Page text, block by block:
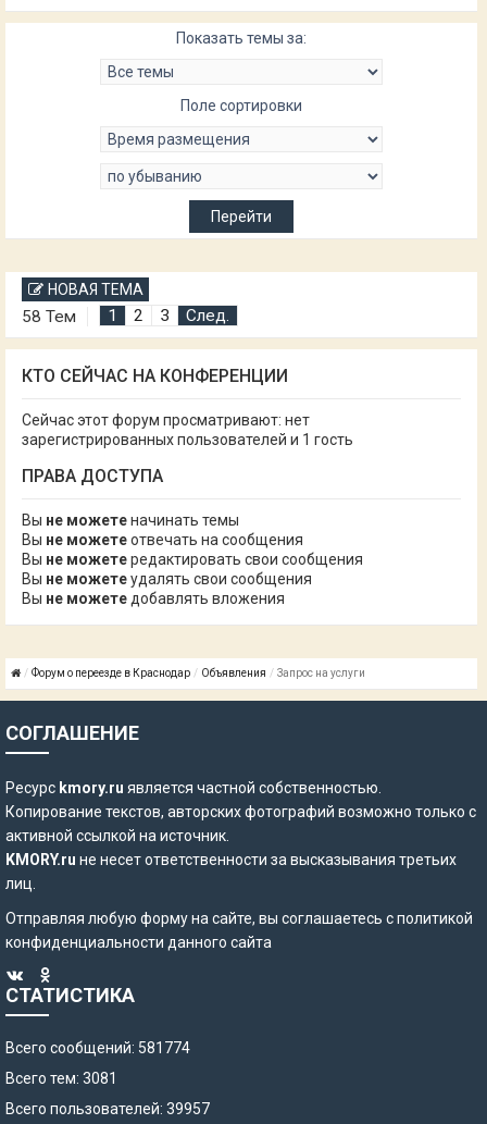
Показать темы за:
Поле сортировки
НОВАЯ ТЕМА
58 Тем 1 2 3 След.
КТО СЕЙЧАС НА КОНФЕРЕНЦИИ
Сейчас этот форум просматривают: нет
зарегистрированных пользователей и 1 гость
ПРАВА ДОСТУПА
Вы не можетеначинать темы
Вы не можетеотвечать на сообщения
Вы не можетередактировать свои сообщения
Вы не можетеудалять свои сообщения
Вы не можете добавлять вложения
Форум о переезде в Краснодар Объявления Запрос на услуги
СОГЛАШЕНИЕ
Ресурс kmory.ru является частной собственностью.
Копирование текстов, авторских фотографий возможно только с
активной ссылкой на источник.
KMORY.ru не несет ответственности за высказывания третьих
лиц.
Отправляя любую форму на сайте, вы соглашаетесь сполитикой
конфиденциальности данного сайта
СТАТИСТИКА
Всего сообщений: 581774
Всего тем: 3081
Всего пользователей: 39957